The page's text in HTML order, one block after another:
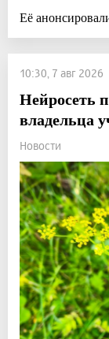
Её
10:30, 7 авг 2026
Нейросеть
владельца
Новости